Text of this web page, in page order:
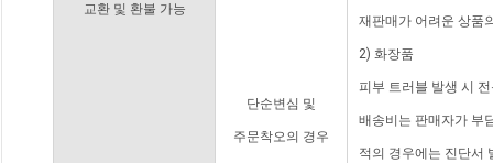
교환 및 환불 가능
단순변심 및
주문착오의 경우
재판매가 어려운 상품
2) 화장품
피부 트러블 발생 시
배송비는 판매자가 부
적의 경우에는 진단서